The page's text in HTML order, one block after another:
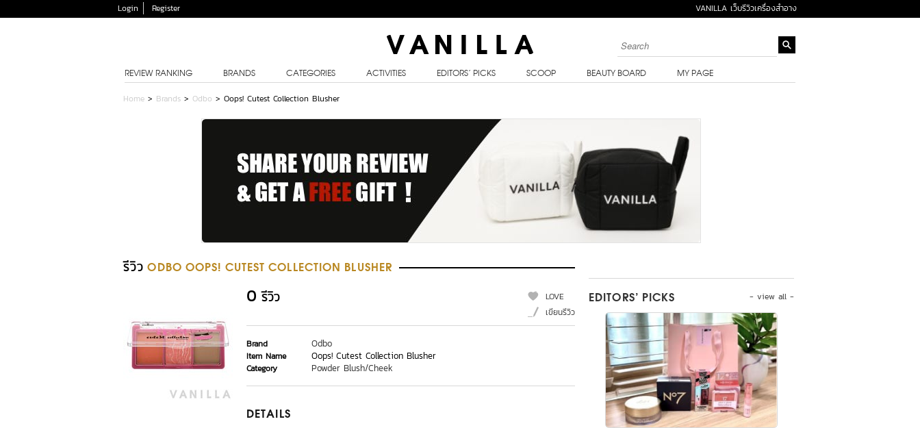
Login Register VANILLA เว็บรีวิวเครื่องสำอาง
REVIEW RANKING BRANDS CATEGORIES ACTIVITIES EDITORS’ PICKS SCOOP BEAUTY BOARD MY PAGE
Home > Brands > Odbo > Oops! Cutest Collection Blusher
รีวิว ODBO OOPS! CUTEST COLLECTION BLUSHER
0 รีวิว
LOVE
เขียนรีวิว
Brand Odbo
Item Name Oops! Cutest Collection Blusher
Category Powder Blush/Cheek
DETAILS
- view all -
EDITORS’ PICKS